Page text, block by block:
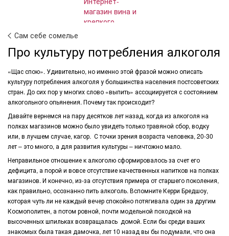
Сам себе сомелье
Про культуру потребления алкоголя
«Щас спою». Удивительно, но именно этой фразой можно описать
культуру потребления алкоголя у большинства населения постсоветских
стран. До сих пор у многих слово «выпить» ассоциируется с состоянием
алкогольного опьянения. Почему так происходит?
Давайте вернемся на пару десятков лет назад, когда из алкоголя на
полках магазинов можно было увидеть только травяной сбор, водку
или, в лучшем случае, кагор. С точки зрения возраста человека, 20-30
лет – это много, а для развития культуры – ничтожно мало.
Неправильное отношение к алкоголю сформировалось за счет его
дефицита, а порой и вовсе отсутствие качественных напитков на полках
магазинов. И конечно, из-за отсутствия примера от старшего поколения,
как правильно, осознанно пить алкоголь. Вспомните Керри Бредшоу,
которая чуть ли не каждый вечер спокойно потягивала один за другим
Космополитен, а потом ровной, почти модельной походкой на
высоченных шпильках возвращалась домой. Если бы среди ваших
знакомых была такая дамочка, лет 10 назад вы бы подумали, что она